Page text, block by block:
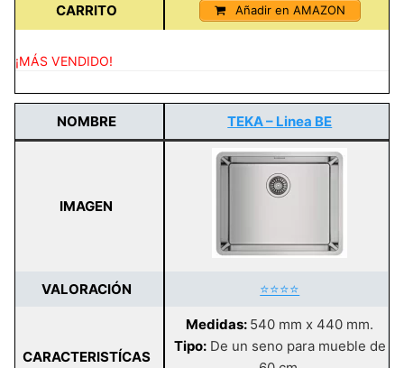
CARRITO Añadir en AMAZON
¡MÁS VENDIDO!
NOMBRE TEKA – Linea BE
IMAGEN
VALORACIÓN ⭐⭐⭐⭐
CARACTERISTÍCAS
Medidas: 540 mm x 440 mm.
Tipo:De un seno para mueble de